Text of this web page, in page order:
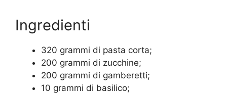
Ingredienti
320 grammi di pasta corta;
200 grammi di zucchine;
200 grammi di gamberetti;
10 grammi di basilico;